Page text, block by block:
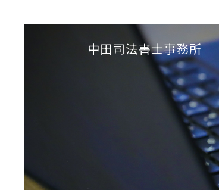
中田司法書士事務所